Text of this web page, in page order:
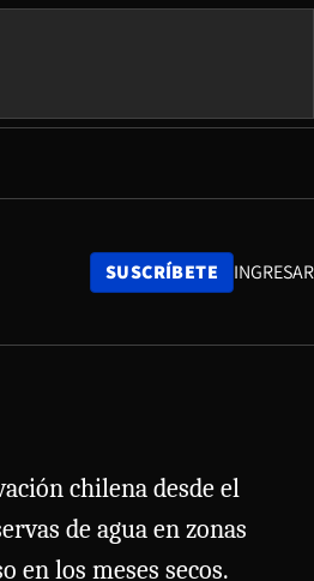
SUSCRÍBETE INGRESAR
chilena desde el
de agua en zonas
en los meses secos.